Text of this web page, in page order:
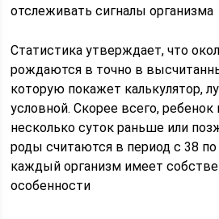
отслеживать сигналы организма
Статистика утверждает, что
рождаются в точно в
которую покажет калькулятор,
условной. Скорее всего, ребенок
несколько суток раньше или
роды считаются в период с 38
каждый организм имеет
особенности